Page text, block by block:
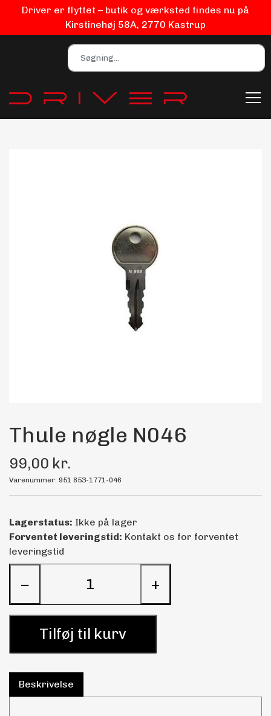
Driver er flyttet – butik og værksted findes nu på
Kirstinehøj 58A, 2770 Kastrup
EV Udstyr
Maling
Bilstereo
Kemi
Thule nøgle N046
99,00 kr.
Varenummer: 951 853-1771-046
Lagerstatus: Ikke på lager
Forventet leveringstid: Kontakt os for forventet
leveringstid
− +
Tilføj til kurv
Beskrivelse